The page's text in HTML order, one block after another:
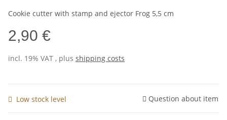
Cookie cutter with stamp and ejector Frog 5,5 cm
2,90 €
incl. 19% VAT , plus shipping costs
Low stock level Question about item